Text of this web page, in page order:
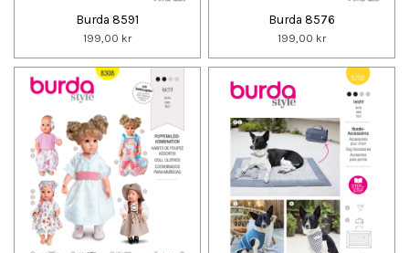
Burda 8591
199,00 kr
Burda 8576
199,00 kr